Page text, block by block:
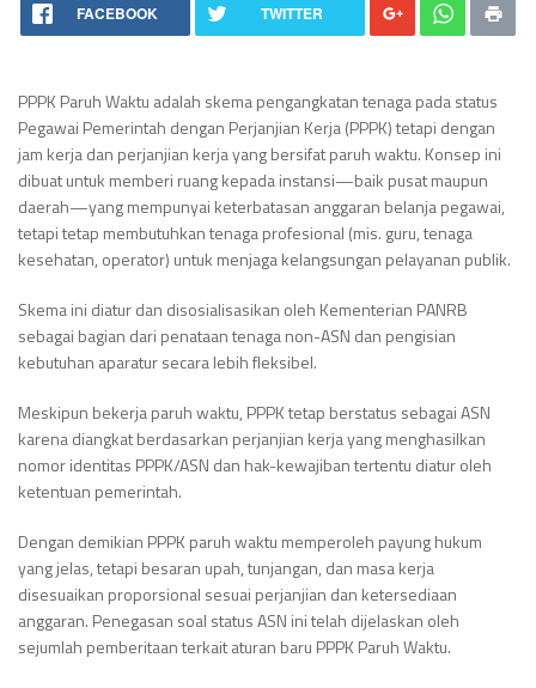
FACEBOOK TWITTER
PPPK Paruh Waktu adalah skema pengangkatan tenaga pada status
Pegawai Pemerintah dengan Perjanjian Kerja (PPPK) tetapi dengan
jam kerja dan perjanjian kerja yang bersifat paruh waktu. Konsep ini
dibuat untuk memberi ruang kepada instansi—baik pusat maupun
daerah—yang mempunyai keterbatasan anggaran belanja pegawai,
tetapi tetap membutuhkan tenaga profesional (mis. guru, tenaga
kesehatan, operator) untuk menjaga kelangsungan pelayanan publik.
Skema ini diatur dan disosialisasikan oleh Kementerian PANRB
sebagai bagian dari penataan tenaga non-ASN dan pengisian
kebutuhan aparatur secara lebih fleksibel.
Meskipun bekerja paruh waktu, PPPK tetap berstatus sebagai ASN
karena diangkat berdasarkan perjanjian kerja yang menghasilkan
nomor identitas PPPK/ASN dan hak-kewajiban tertentu diatur oleh
ketentuan pemerintah.
Dengan demikian PPPK paruh waktu memperoleh payung hukum
yang jelas, tetapi besaran upah, tunjangan, dan masa kerja
disesuaikan proporsional sesuai perjanjian dan ketersediaan
anggaran. Penegasan soal status ASN ini telah dijelaskan oleh
sejumlah pemberitaan terkait aturan baru PPPK Paruh Waktu.